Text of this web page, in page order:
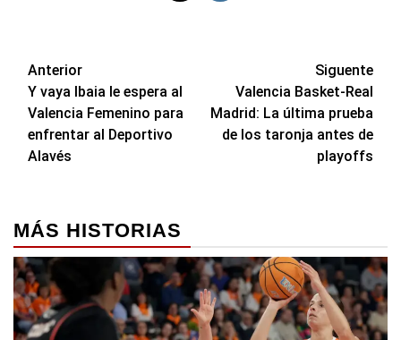
Navegación
de
entradas
Anterior
Y vaya Ibaia le espera al
Valencia Femenino para
enfrentar al Deportivo
Alavés
Siguente
Valencia Basket-Real
Madrid: La última prueba
de los taronja antes de
playoffs
MÁS HISTORIAS